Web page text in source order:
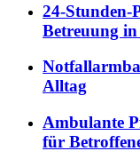
24-Stunden-
Betreuung in
Alltag
Ambulante
für